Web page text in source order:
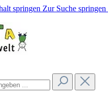
springen Zur Suche springen